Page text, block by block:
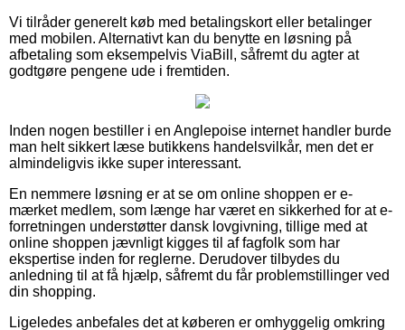
Vi tilråder generelt køb med betalingskort eller betalinger
med mobilen. Alternativt kan du benytte en løsning på
afbetaling som eksempelvis ViaBill, såfremt du agter at
godtgøre pengene ude i fremtiden.
Inden nogen bestiller i en Anglepoise internet handler burde
man helt sikkert læse butikkens handelsvilkår, men det er
almindeligvis ikke super interessant.
En nemmere løsning er at se om online shoppen er e-
mærket medlem, som længe har været en sikkerhed for at e-
forretningen understøtter dansk lovgivning, tillige med at
online shoppen jævnligt kigges til af fagfolk som har
ekspertise inden for reglerne. Derudover tilbydes du
anledning til at få hjælp, såfremt du får problemstillinger ved
din shopping.
Ligeledes anbefales det at køberen er omhyggelig omkring